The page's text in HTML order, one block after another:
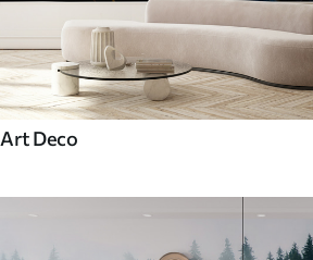
Art Deco